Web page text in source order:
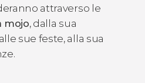
attraverso le
mojo, dalla sua
sue feste, alla sua